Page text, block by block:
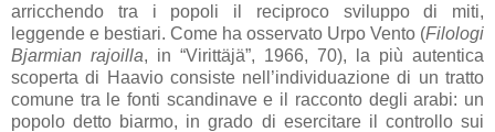
arricchendo tra i popoli il reciproco sviluppo di miti,
leggende e bestiari. Come ha osservato Urpo Vento (Filologi
Bjarmian rajoilla, in “Virittäjä”, 1966, 70), la più autentica
scoperta di Haavio consiste nell’individuazione di un tratto
comune tra le fonti scandinave e il racconto degli arabi: un
popolo detto biarmo, in grado di esercitare il controllo sui